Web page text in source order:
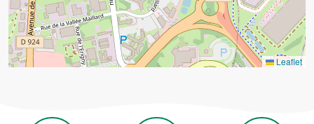
Leaflet